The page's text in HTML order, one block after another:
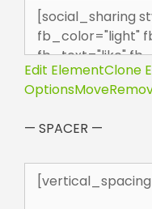
Edit ElementClone
OptionsMove
— SPACER —